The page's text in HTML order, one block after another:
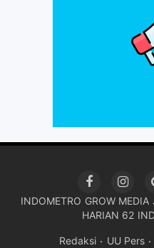
INDOMETRO GROW MEDIA
HARIAN 62
Redaksi UU Pers